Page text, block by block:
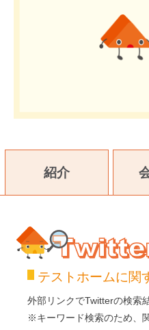
紹介
Twitter
テストホームに関
外部リンクでTwitterの検索
※キーワード検索のため、